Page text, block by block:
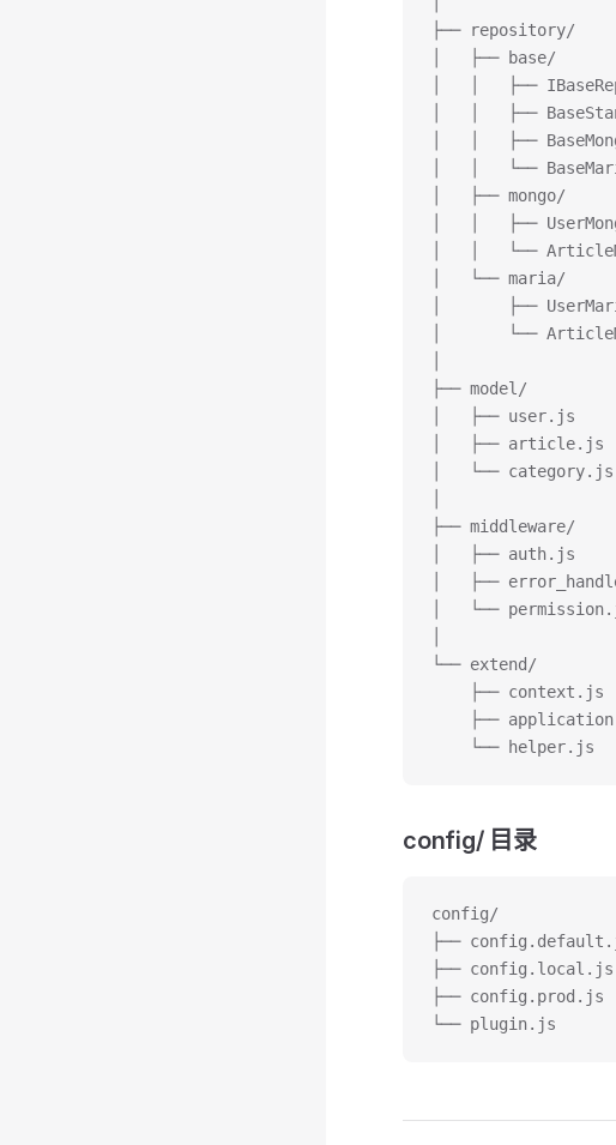
├── repository/
│   ├── base/
│   │   ├──
│   │   ├──
│   │   ├──
│   │   └──
│   ├── mongo/
│   │   ├──
│   │   └──
│   └── maria/
│       ├──
│       └──
├── model/
│   ├── user.js
│   ├── article.js
│   └── category.js
├── middleware/
│   ├── auth.js
│   ├──
│   └──
└── extend/
├── context.js
├──
└── helper.js
config/ 目录
config/
├──
├──
├──
└── plugin.js